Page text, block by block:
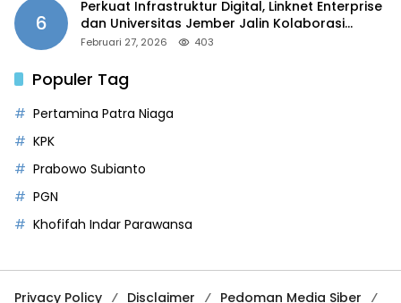
6
Perkuat Infrastruktur Digital, Linknet Enterprise
dan Universitas Jember Jalin Kolaborasi
Smart Campus Berbasis AI
Februari 27, 2026 403
Populer Tag
Pertamina Patra Niaga
KPK
Prabowo Subianto
PGN
Khofifah Indar Parawansa
Privacy Policy Disclaimer Pedoman Media Siber